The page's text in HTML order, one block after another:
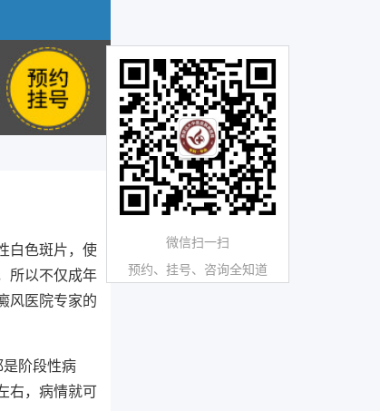
白色斑片，使
所以不仅成年
风医院专家的
阶段性病
右，病情就可
微信扫一扫
预约、挂号、咨询全知道